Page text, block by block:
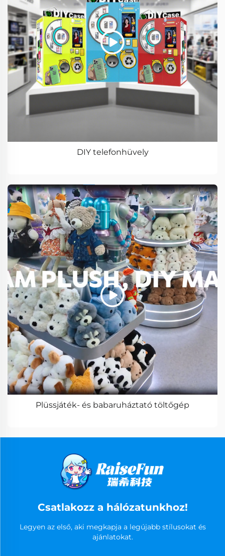
DIY telefonhüvely
Plüssjáték- és babaruháztató töltőgép
Csatlakozz a hálózatunkhoz!
Legyen az első, aki megkapja a legújabb stílusokat és
ajánlatokat.